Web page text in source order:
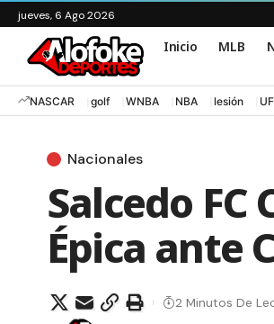
jueves, 6 Ago 2026
Inicio MLB
NASCAR golf WNBA NBA lesión
Nacionales
Salcedo FC
Épica ante
2 Minutos De